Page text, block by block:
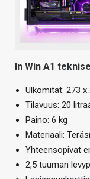
In Win A1
Ulkomitat: 273 x
Tilavuus: 20
Paino: 6 kg
Materiaali:
Yhteensopivat
2,5 tuuman